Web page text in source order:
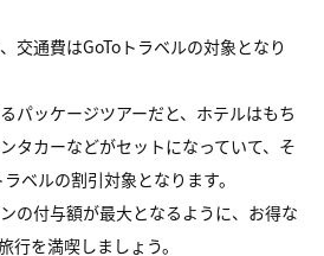
交通費はGoToトラベルの対象となり
パッケージツアーだと、ホテルはもち
タカーなどがセットになっていて、そ
ベルの割引対象となります。
の付与額が最大となるように、お得な
行を満喫しましょう。